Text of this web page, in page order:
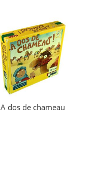
A dos de chameau